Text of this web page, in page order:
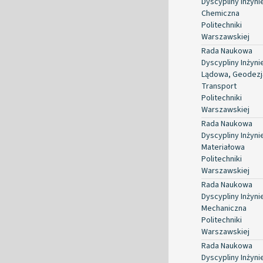
Chemiczna
Politechniki
Warszawskiej
Rada Naukowa
Dyscypliny
Lądowa,
Transport
Politechniki
Warszawskiej
Rada Naukowa
Dyscypliny
Materiałowa
Politechniki
Warszawskiej
Rada Naukowa
Dyscypliny
Mechaniczna
Politechniki
Warszawskiej
Rada Naukowa
Dyscypliny